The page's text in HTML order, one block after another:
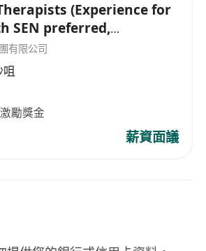
(Experience for
SEN preferred,
有限公司
勵獎金
薪資面議